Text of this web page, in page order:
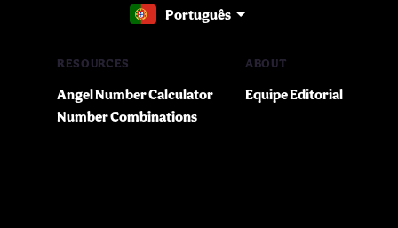
Português
RESOURCES
Angel Number Calculator
Number Combinations
ABOUT
Equipe Editorial